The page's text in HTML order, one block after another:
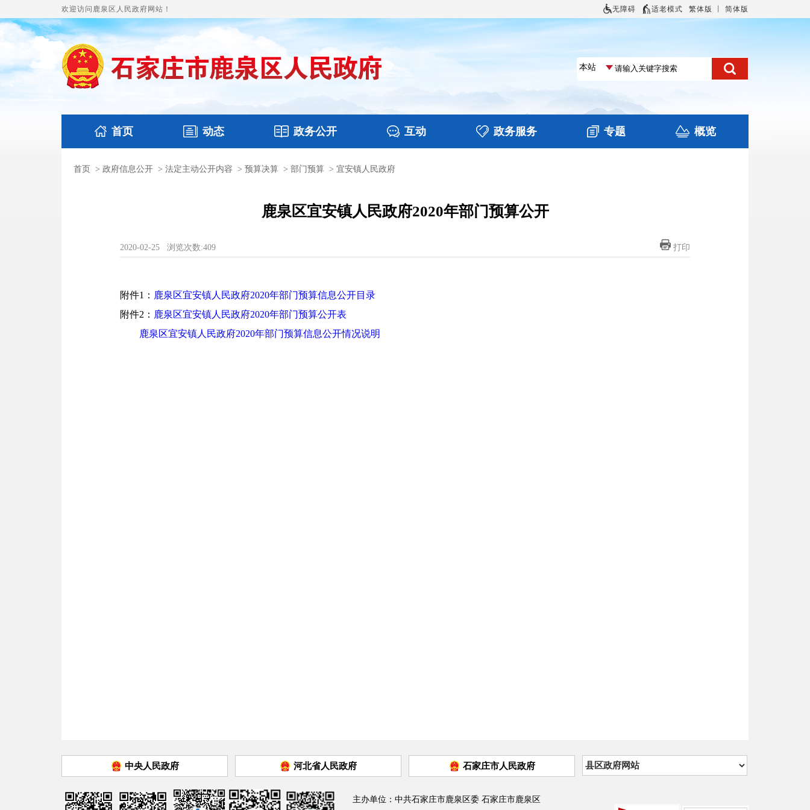
欢迎访问鹿泉区人民政府网站！ 无障碍 适老模式 繁体版 简体版
首页 动态
国务要闻 鹿泉要闻 图片新闻 视频播报
政务公开
政府领导 本区文件 财政预决算
互动
政务咨询
政务服务 专题 概览
首页 > 政府信息公开 > 法定主动公开内容 > 预算决算 > 部门预算 > 宜安镇人民政府
鹿泉区宜安镇人民政府2020年部门预算公开
2020-02-25 浏览次数:409 打印
附件1： 鹿泉区宜安镇人民政府2020年部门预算信息公开目录
附件2： 鹿泉区宜安镇人民政府2020年部门预算公开表
鹿泉区宜安镇人民政府2020年部门预算信息公开情况说明